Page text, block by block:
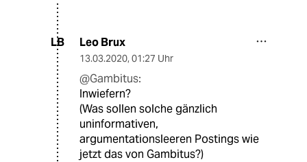
LB Leo Brux
13.03.2020, 01:27 Uhr
@Gambitus:
Inwiefern?
(Was sollen solche gänzlich
uninformativen,
argumentationsleeren Postings wie
jetzt das von Gambitus?)